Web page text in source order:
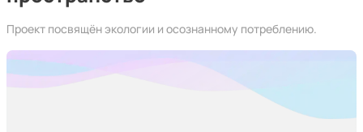
Проект посвящён экологии и осознанному потреблению.